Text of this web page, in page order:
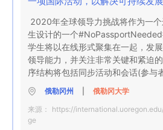
2020年全球领导力挑战将作为一
生设计的一个
学生将以在线形式聚集在一起，发
领导能力，并关注非常关键和紧迫
序结构将包括同步活动和会话(参与
动(独立完成的工作)的组合。除了研
外，该项目还将指导学生组成小团
金市社区合作伙伴面临的与可持续
具体信息请参考官网：
俄勒冈州
俄勒冈大学
来源： https://
ge